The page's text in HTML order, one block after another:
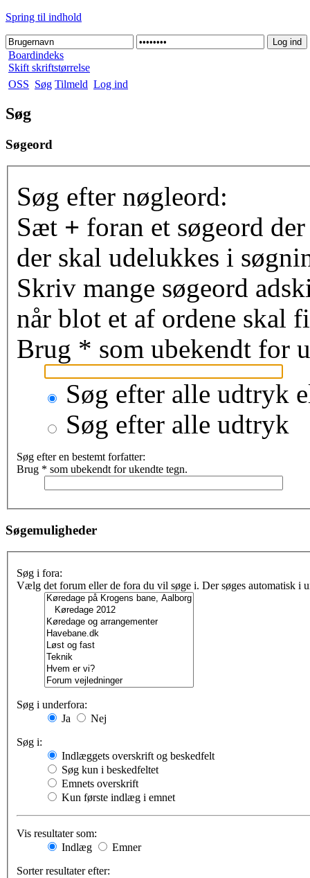
Spring til indhold
Boardindeks
Skift skriftstørrelse
OSS Søg Tilmeld Log ind
Søg
Søgeord
Søg efter nøgleord:
Sæt + foran et søgeord
der skal udelukkes i
Skriv mange søgeord
når blot et af ordene skal
Brug * som ubekendt for
Søg efter alle udtryk
Søg efter alle udtryk
Søg efter en bestemt forfatter:
Brug * som ubekendt for ukendte tegn.
Søgemuligheder
Søg i fora:
Vælg det forum eller de fora du vil søge i. Der søges automatisk i
Søg i underfora:
Ja
Nej
Søg i:
Indlæggets overskrift og beskedfelt
Søg kun i beskedfeltet
Emnets overskrift
Kun første indlæg i emnet
Vis resultater som:
Indlæg
Emner
Sorter resultater efter: